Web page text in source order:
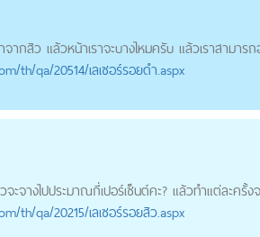
จากสิว แล้วหน้าเราจะบางไหมครับ แล้วเราสามา
/th/qa/20514/เลเซอร์รอยดำ.aspx
จะจางไปประมาณกี่เปอร์เซ็นต์คะ? แล้วทำแต่ละครั้
/th/qa/20215/เลเซอร์รอยสิว.aspx